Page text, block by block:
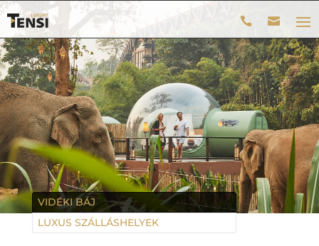
VIDÉKI BÁJ
LUXUS SZÁLLÁSHELYEK